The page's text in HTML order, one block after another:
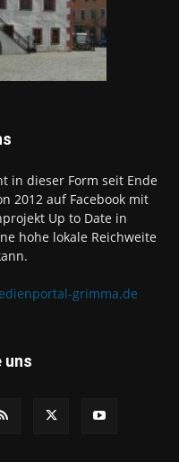
in dieser Form seit Ende
2012 auf Facebook mit
Up to Date in
hohe lokale Reichweite
grimma.de
uns